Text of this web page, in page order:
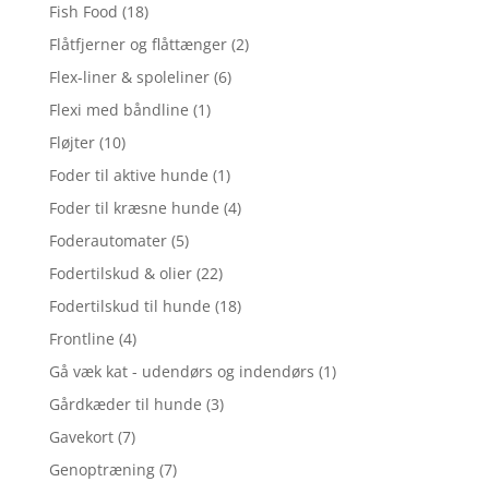
Fish Food (18)
Flåtfjerner og flåttænger (2)
Flex-liner & spoleliner (6)
Flexi med båndline (1)
Fløjter (10)
Foder til aktive hunde (1)
Foder til kræsne hunde (4)
Foderautomater (5)
Fodertilskud & olier (22)
Fodertilskud til hunde (18)
Frontline (4)
Gå væk kat - udendørs og indendørs (1)
Gårdkæder til hunde (3)
Gavekort (7)
Genoptræning (7)